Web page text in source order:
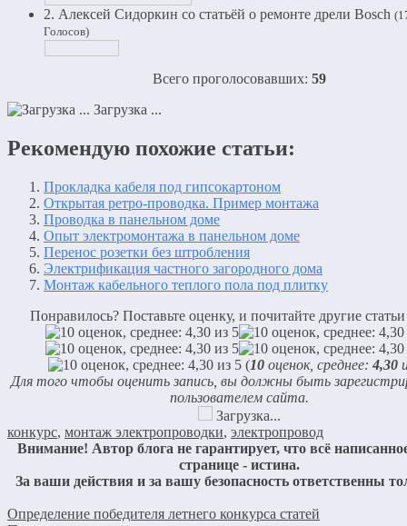
2. Алексей Сидоркин со статьёй о ремонте дрели Bosch
Голосов)
Всего проголосовавших: 59
Загрузка ...
Рекомендую похожие статьи:
Прокладка кабеля под гипсокартоном
Открытая ретро-проводка. Пример монтажа
Проводка в панельном доме
Опыт электромонтажа в панельном доме
Перенос розетки без штробления
Электрификация частного загородного дома
Монтаж кабельного теплого пола под плитку
Понравилось? Поставьте оценку, и почитайте другие
(10 оценок, среднее: 4,30
Для того чтобы оценить запись, вы должны быть
пользователем сайта.
Загрузка...
конкурс,монтаж электропроводки,электропровод
Внимание! Автор блога не гарантирует, что всё
странице - истина.